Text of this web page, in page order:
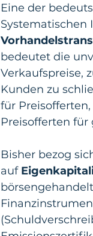
Eine der
Systematischen
bedeutet die
Verkaufspreise,
Kunden zu
für
Preisofferten
Bisher bezog
auf